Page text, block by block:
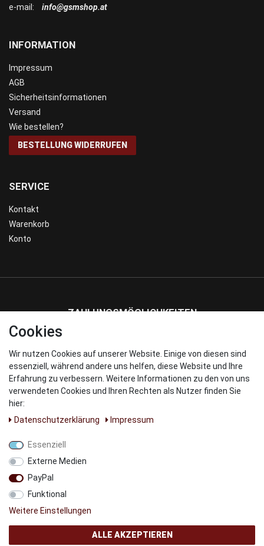
SERVICE
Kontakt
Warenkorb
Konto
INFORMATION
Impressum
AGB
Sicherheitsinformationen
Versand
Wie bestellen?
BESTELLUNG WIDERRUFEN
e-mail: info@gsmshop.at
ZAHLUNGSMÖGLICHKEITEN
WIR VERSENDEN MIT
Cookies
Wir nutzen Cookies auf unserer Website. Einige von diesen sind
essenziell, während andere uns helfen, diese Website und Ihre
Erfahrung zu verbessern. Weitere Informationen zu den von uns
verwendeten Cookies und Ihren Rechten als Nutzer finden Sie
hier:
Daten­schutz­erklärung
Impressum
Essenziell
Externe Medien
PayPal
Funktional
Weitere Einstellungen
ALLE AKZEPTIEREN